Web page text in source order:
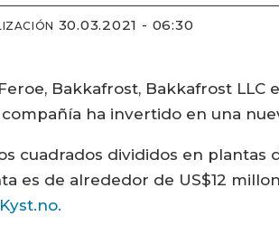
30.03.2021 - 06:30
Bakkafrost, Bakkafrost LLC
compañía ha invertido en una
cuadrados divididos en
es de alrededor de US$12
Kyst.no.